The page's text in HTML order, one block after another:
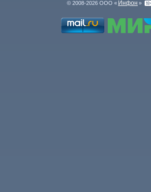
© 2008-2026 ООО « Инфон »